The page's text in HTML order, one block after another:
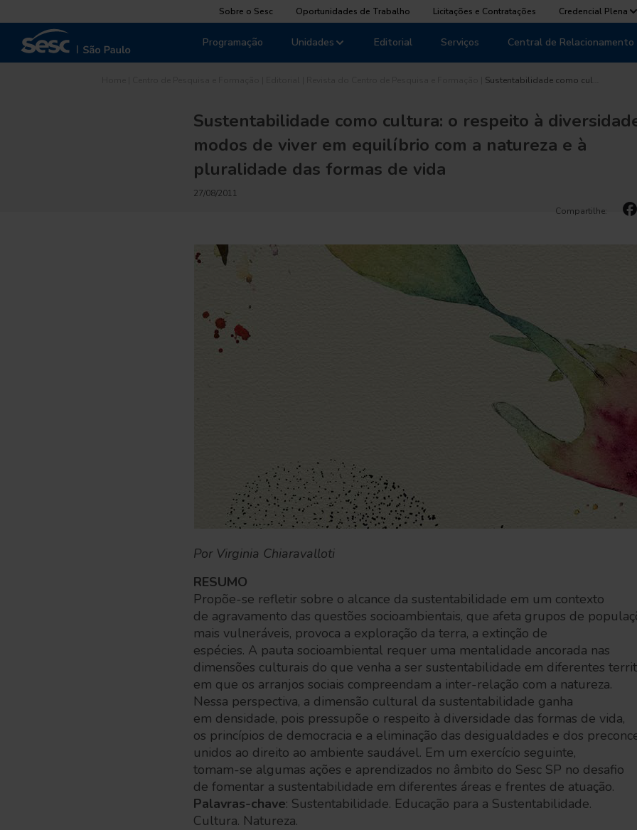
Sobre o Sesc Oportunidades de Trabalho Licitações e Contratações Credencial Plena
Unidades
Programação Editorial Serviços Central de Relacionamento
Sustentabilidade como cul…
Sustentabilidade como cultura: o respeito à
modos de viver em equilíbrio com a natureza e à
pluralidade das formas de vida
27/08/2011
Compartilhe:
Por Virginia Chiaravalloti
RESUMO
Propõe-se refletir sobre o alcance da sustentabilidade em um contexto
de agravamento das questões socioambientais, que afeta grupos de
mais vulneráveis, provoca a exploração da terra, a extinção de
espécies. A pauta socioambiental requer uma mentalidade ancorada nas
dimensões culturais do que venha a ser sustentabilidade em diferentes
em que os arranjos sociais compreendam a inter-relação com a natureza.
Nessa perspectiva, a dimensão cultural da sustentabilidade ganha
em densidade, pois pressupõe o respeito à diversidade das formas de vida,
os princípios de democracia e a eliminação das desigualdades e dos
unidos ao direito ao ambiente saudável. Em um exercício seguinte,
tomam-se algumas ações e aprendizados no âmbito do Sesc SP no desafio
de fomentar a sustentabilidade em diferentes áreas e frentes de atuação.
Palavras-chave: Sustentabilidade. Educação para a Sustentabilidade.
Cultura. Natureza.